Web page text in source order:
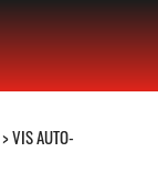
> VIS AUTO-